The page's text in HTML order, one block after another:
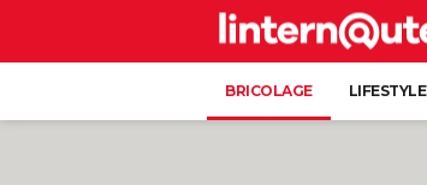
BRICOLAGE LIFESTYLE